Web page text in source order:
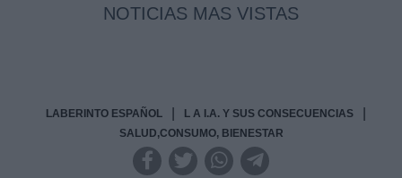
NOTICIAS MAS VISTAS
LABERINTO ESPAÑOL L A I.A. Y SUS CONSECUENCIAS
SALUD,CONSUMO, BIENESTAR